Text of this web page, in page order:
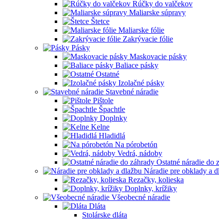
Rúčky do valčekov
Maliarske súpravy
Štetce
Maliarske fólie
Zakrývacie fólie
Pásky
Maskovacie pásky
Baliace pásky
Ostatné
Izolačné pásky
Stavebné náradie
Pištole
Špachtle
Doplnky
Kelne
Hladidlá
Na pórobetón
Vedrá, nádoby
Ostatné náradie do
Náradie pre obklady a
Rezačky, kolieska
Doplnky, krížiky
Všeobecné náradie
Dláta
Stolárske dláta